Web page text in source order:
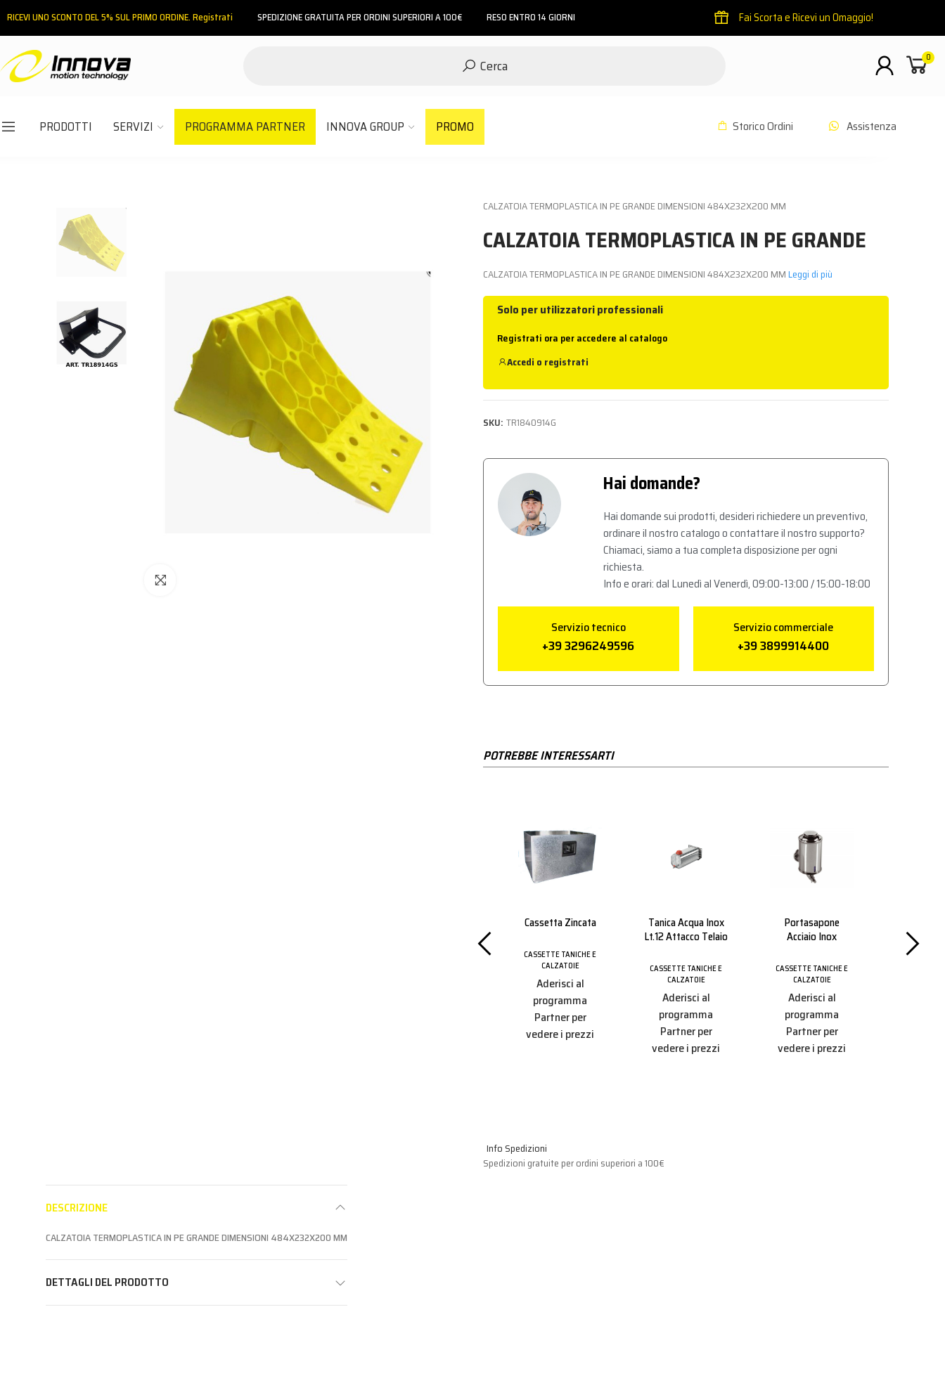
RICEVI UNO SCONTO DEL 5% SUL PRIMO ORDINE. Registrati SPEDIZIONE GRATUITA PER ORDINI SUPERIORI A 100€ RESO ENTRO 14 GIORNI Fai Scorta e Ricevi un Omaggio!
Cerca 0
PRODOTTI SERVIZI PROGRAMMA PARTNER INNOVA GROUP PROMO Storico Ordini Assistenza
CALZATOIA TERMOPLASTICA IN PE GRANDE DIMENSIONI 484X232X200 MM
CALZATOIA TERMOPLASTICA IN PE GRANDE
CALZATOIA TERMOPLASTICA IN PE GRANDE DIMENSIONI 484X232X200 MMLeggi di più
Solo per utilizzatori professionali
Registrati ora per accedere al catalogo
Accedi o registrati
SKU: TR1840914G
Hai domande?
Hai domande sui prodotti, desideri richiedere un preventivo,
ordinare il nostro catalogo o contattare il nostro supporto?
Chiamaci, siamo a tua completa disposizione per ogni
richiesta.
Info e orari: dal Lunedì al Venerdì, 09:00-13:00 / 15:00-18:00
Servizio tecnico
+39 3296249596
Servizio commerciale
+39 3899914400
POTREBBE INTERESSARTI
Cassetta Zincata
CASSETTE TANICHE E
CALZATOIE
Aderisci al
programma
Partner per
vedere i prezzi
Tanica Acqua Inox
Lt.12 Attacco Telaio
CASSETTE TANICHE E
CALZATOIE
Aderisci al
programma
Partner per
vedere i prezzi
Portasapone
Acciaio Inox
CASSETTE TANICHE E
CALZATOIE
Aderisci al
programma
Partner per
vedere i prezzi
Info Spedizioni
Spedizioni gratuite per ordini superiori a 100€
DESCRIZIONE
CALZATOIA TERMOPLASTICA IN PE GRANDE DIMENSIONI 484X232X200 MM
DETTAGLI DEL PRODOTTO
ACCEDI
NESSUN ACCOUNTCREA UN NUOVO ACCOUNT